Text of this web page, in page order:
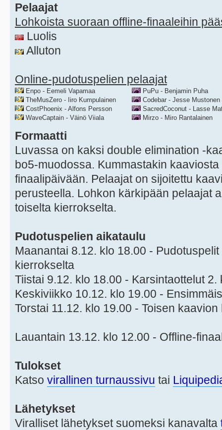
Pelaajat
Lohkoista suoraan offline-finaaleihin
Luolis
Alluton
Online-pudotuspelien pelaajat
Enpo - Eemeli Vapamaa
TheMusZero - Iiro Kumpulainen
CostPhoenix - Alfons Persson
WaveCaptain - Väinö Viiala
PuPu - Benjamin Puha
Codebar - Jesse Mustonen
SacredCoconut - Lasse
Mirzo - Miro Rantalainen
Formaatti
Luvassa on kaksi double elimination -
bo5-muodossa. Kummastakin
finaalipäivään. Pelaajat on sijoitettu
perusteella. Lohkon kärkipään pelaajat
toiselta kierrokselta.
Pudotuspelien aikataulu
Maanantai 8.12. klo 18.00 -
kierrokselta
Tiistai 9.12. klo 18.00 - Karsintaottelut 2.
Keskiviikko 10.12. klo 19.00 -
Torstai 11.12. klo 19.00 - Toisen
Lauantain 13.12. klo 12.00 - Offline-
Tulokset
Katso virallinen turnaussivu tai
Lähetykset
Viralliset lähetykset suomeksi kanavalta